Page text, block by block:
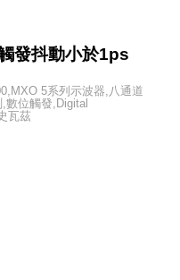
發抖動小於1ps
5系列示波器,八通道
數位觸發,Digital
瓦茲